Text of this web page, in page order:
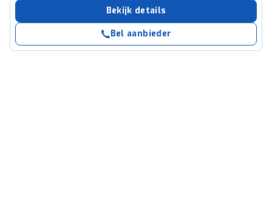
Bekijk details
Bel aanbieder